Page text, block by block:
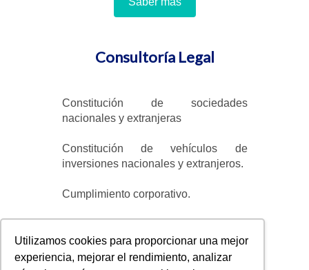
Utilizamos cookies para proporcionar una mejor
experiencia, mejorar el rendimiento, analizar
Consultoría Legal
Constitución de sociedades
nacionales y extranjeras
Constitución de vehículos de
inversiones nacionales y extranjeros.
Cumplimiento corporativo.
Saber más